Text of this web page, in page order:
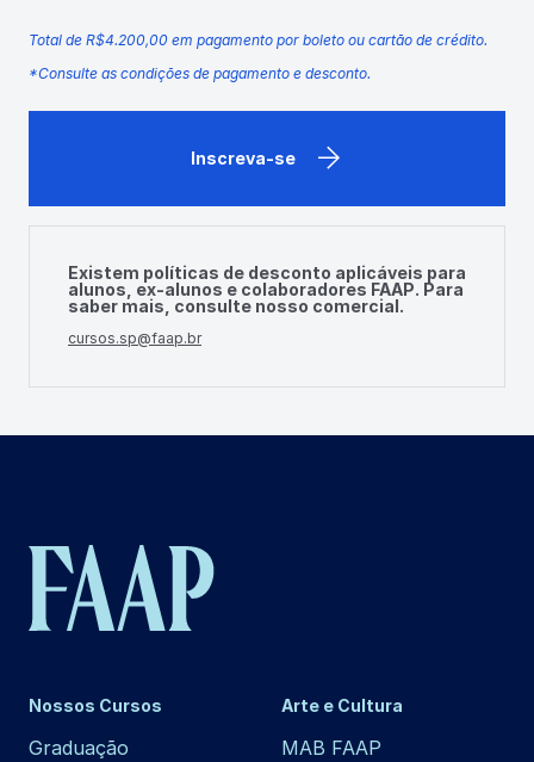
Total de R$4.200,00 em pagamento por boleto ou cartão de crédito.
*Consulte as condições de pagamento e desconto.
Inscreva-se
Existem políticas de desconto aplicáveis para
alunos, ex-alunos e colaboradores FAAP. Para
saber mais, consulte nosso comercial.
cursos.sp@faap.br
Nossos Cursos
Graduação
Arte e Cultura
MAB FAAP